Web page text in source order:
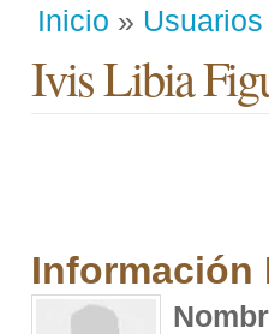
Inicio » Usuarios
Ivis Libia
Información